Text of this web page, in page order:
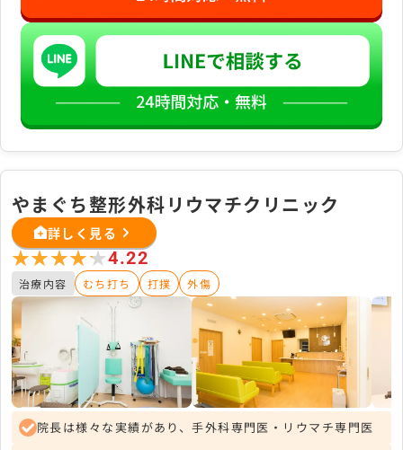
やまぐち整形外科リウマチクリニック
詳しく見る
★★★★★
★★★★★4.22
治療内容 むち打ち 打撲 外傷
院長は様々な実績があり、手外科専門医・リウマチ専門医